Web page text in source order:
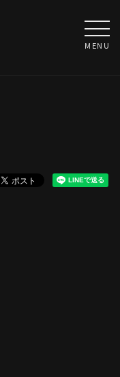
MENU